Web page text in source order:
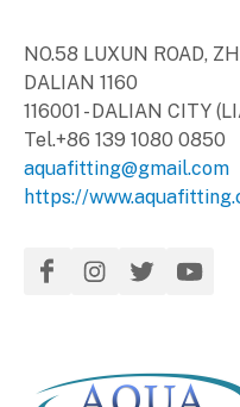
NO.58 LUXUN ROAD,
DALIAN 1160
116001 - DALIAN CITY
Tel.+86 139 1080 0850
aquafitting@gmail.com
https://